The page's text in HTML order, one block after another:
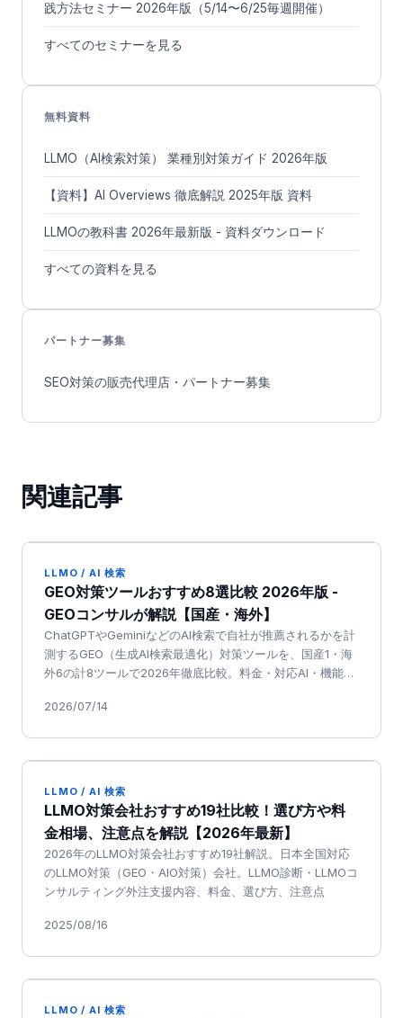
践方法セミナー 2026年版（5/14〜6/25毎週開催）
すべてのセミナーを見る
無料資料
LLMO（AI検索対策） 業種別対策ガイド 2026年版
【資料】AI Overviews 徹底解説 2025年版 資料
LLMOの教科書 2026年最新版 - 資料ダウンロード
すべての資料を見る
パートナー募集
SEO対策の販売代理店・パートナー募集
関連記事
LLMO / AI 検索
GEO対策ツールおすすめ8選比較 2026年版 -
GEOコンサルが解説【国産・海外】
ChatGPTやGeminiなどのAI検索で自社が推薦されるかを計
測するGEO（生成AI検索最適化）対策ツールを、国産1・海
外6の計8ツールで2026年徹底比較。料金・対応AI・機能・
2026/07/14
LLMO / AI 検索
LLMO対策会社おすすめ19社比較！選び方や料
金相場、注意点を解説【2026年最新】
2026年のLLMO対策会社おすすめ19社解説。日本全国対応
のLLMO対策（GEO・AIO対策）会社。LLMO診断・LLMOコ
ンサルティング外注支援内容、料金、選び方、注意点
2025/08/16
LLMO / AI 検索